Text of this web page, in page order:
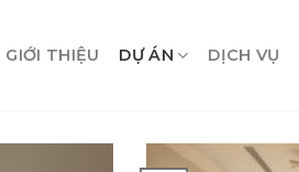
GIỚI THIỆU DỰ ÁN DỊCH VỤ